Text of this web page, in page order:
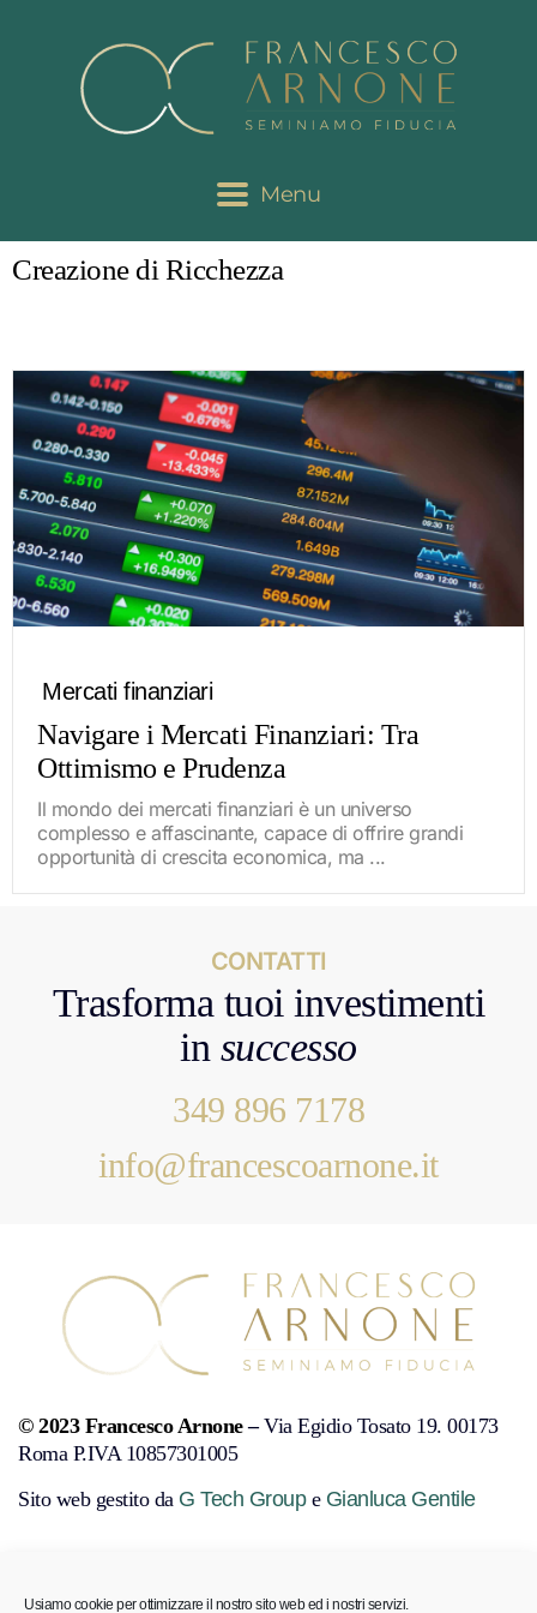
Usiamo cookie per ottimizzare il nostro sito web ed i nostri servizi.
Menu
Creazione di Ricchezza
Mercati finanziari
Navigare i Mercati Finanziari: Tra
Ottimismo e Prudenza
Il mondo dei mercati finanziari è un universo
complesso e affascinante, capace di offrire grandi
opportunità di crescita economica, ma ...
CONTATTI
Trasforma tuoi investimenti
in successo
349 896 7178
info@francescoarnone.it
© 2023 Francesco Arnone–Via Egidio Tosato 19. 00173
Roma P.IVA 10857301005
Sito web gestito da G Tech Groupe Gianluca Gentile